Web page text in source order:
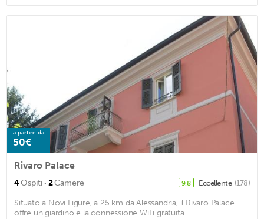
a partire da
50€
Rivaro Palace
4Ospiti · 2Camere 9,8 Eccellente (178)
Situato a Novi Ligure, a 25 km da Alessandria, il Rivaro Palace
offre un giardino e la connessione WiFi gratuita. ...